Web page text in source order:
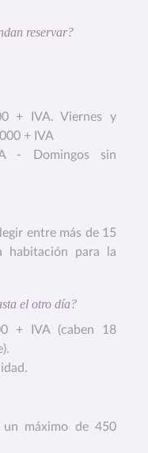
reservar?
+ IVA. Viernes y
+ IVA
- Domingos sin
entre más de 15
habitación para la
el otro día?
+ IVA (caben 18
un máximo de 450